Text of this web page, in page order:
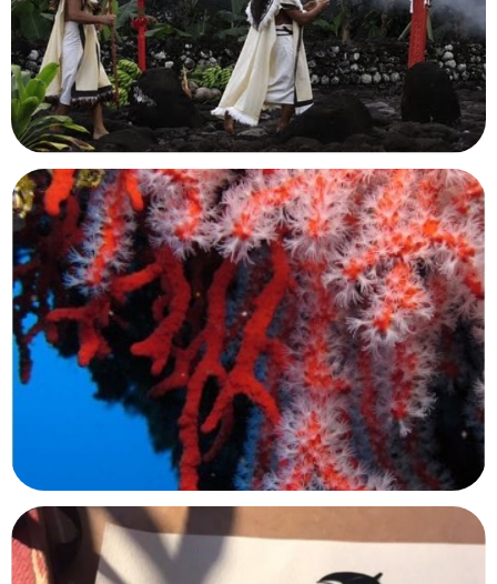
Maison du Lac de Grand-Lieu
Bouaye, Loire-Atlantique
Centre d’interprétation du marae
Taputapuatea
Raiatea, Polynésie